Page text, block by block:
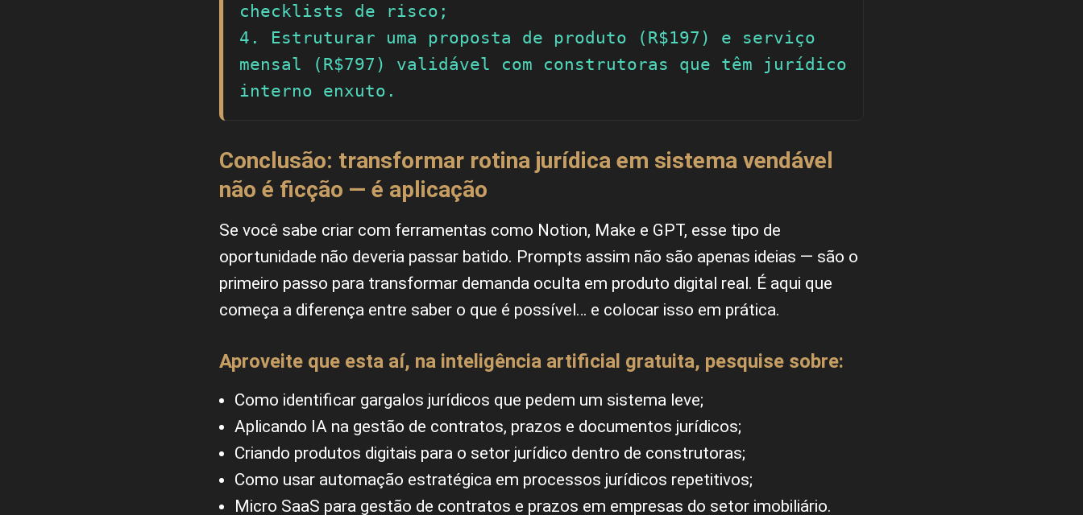
checklists de risco;
4. Estruturar uma proposta de produto (R$197) e serviço
mensal (R$797) validável com construtoras que têm jurídico
interno enxuto.
Conclusão: transformar rotina jurídica em sistema vendável
não é ficção — é aplicação
Se você sabe criar com ferramentas como Notion, Make e GPT, esse tipo de
oportunidade não deveria passar batido. Prompts assim não são apenas ideias — são o
primeiro passo para transformar demanda oculta em produto digital real. É aqui que
começa a diferença entre saber o que é possível… e colocar isso em prática.
Aproveite que esta aí, na inteligência artificial gratuita, pesquise sobre:
Como identificar gargalos jurídicos que pedem um sistema leve;
Aplicando IA na gestão de contratos, prazos e documentos jurídicos;
Criando produtos digitais para o setor jurídico dentro de construtoras;
Como usar automação estratégica em processos jurídicos repetitivos;
Micro SaaS para gestão de contratos e prazos em empresas do setor imobiliário.